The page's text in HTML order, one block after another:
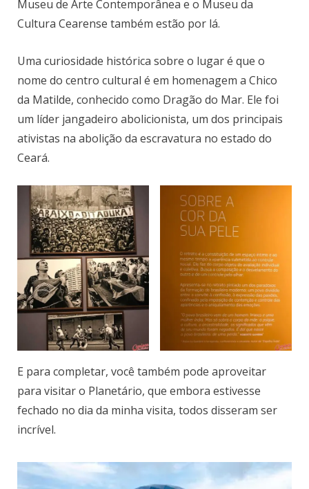
Museu de Arte Contemporânea e o Museu da
Cultura Cearense também estão por lá.
Uma curiosidade histórica sobre o lugar é que o
nome do centro cultural é em homenagem a Chico
da Matilde, conhecido como Dragão do Mar. Ele foi
um líder jangadeiro abolicionista, um dos principais
ativistas na abolição da escravatura no estado do
Ceará.
E para completar, você também pode aproveitar
para visitar o Planetário, que embora estivesse
fechado no dia da minha visita, todos disseram ser
incrível.